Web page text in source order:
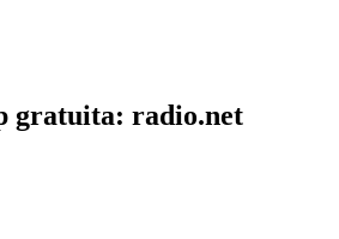
gratuita: radio.net